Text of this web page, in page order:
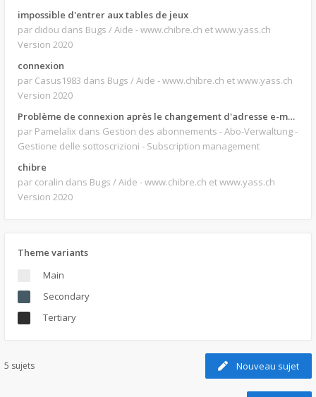
impossible d'entrer aux tables de jeux
par didou dans Bugs / Aide - www.chibre.ch et www.yass.ch
Version 2020
connexion
par Casus1983 dans Bugs / Aide - www.chibre.ch et www.yass.ch
Version 2020
Problème de connexion après le changement d'adresse e-mail.
par Pamelalix dans Gestion des abonnements - Abo-Verwaltung -
Gestione delle sottoscrizioni - Subscription management
chibre
par coralin dans Bugs / Aide - www.chibre.ch et www.yass.ch
Version 2020
Theme variants
Main
Secondary
Tertiary
Nouveau sujet
5 sujets